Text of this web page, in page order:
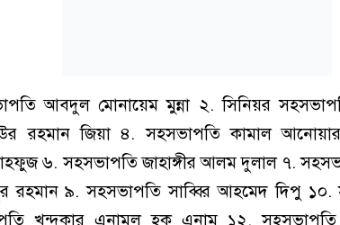
আবদুল মোনায়েম মুন্না ২. সিনিয়র
রহমান জিয়া ৪. সহসভাপতি কামাল
৬. সহসভাপতি জাহাঙ্গীর আলম দুলাল ৭.
রহমান ৯. সহসভাপতি সাব্বির আহমেদ দিপু
খন্দকার এনামুল হক এনাম ১২.